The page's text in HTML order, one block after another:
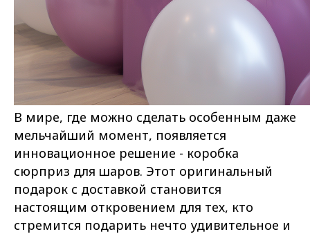
В мире, где можно сделать особенным даже
мельчайший момент, появляется
инновационное решение - коробка
сюрприз для шаров. Этот оригинальный
подарок с доставкой становится
настоящим откровением для тех, кто
стремится подарить нечто удивительное и